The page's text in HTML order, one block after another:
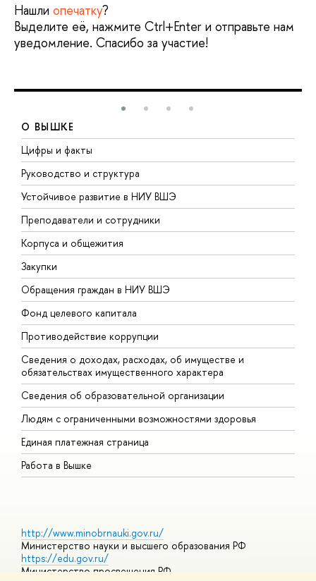
Нашли опечатку?
Выделите её, нажмите Ctrl+Enter и отправьте нам
уведомление. Спасибо за участие!
О ВЫШКЕ
Цифры и факты
Руководство и структура
Устойчивое развитие в НИУ ВШЭ
Преподаватели и сотрудники
Корпуса и общежития
Закупки
Обращения граждан в НИУ ВШЭ
Фонд целевого капитала
Противодействие коррупции
Сведения о доходах, расходах, об имуществе и
обязательствах имущественного характера
Сведения об образовательной организации
Людям с ограниченными возможностями здоровья
Единая платежная страница
Работа в Вышке
http://www.minobrnauki.gov.ru/
Министерство науки и высшего образования РФ
https://edu.gov.ru/
Министерство просвещения РФ